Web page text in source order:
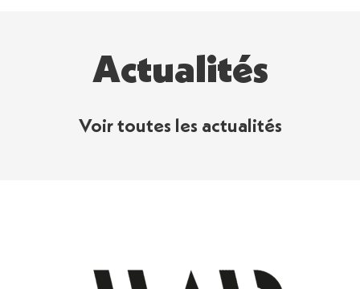
Actualités
Voir toutes les actualités